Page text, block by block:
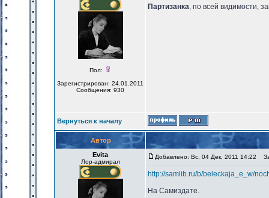
Пол:
Зарегистрирован: 24.01.2011
Сообщения: 930
Партизанка, по всей видимости,
Вернуться к началу
Автор
Evita
Лор-адмирал
Добавлено: Вс, 04 Дек, 2011 14:22
http://samlib.ru/b/beleckaja_e_w/
На Самиздате.